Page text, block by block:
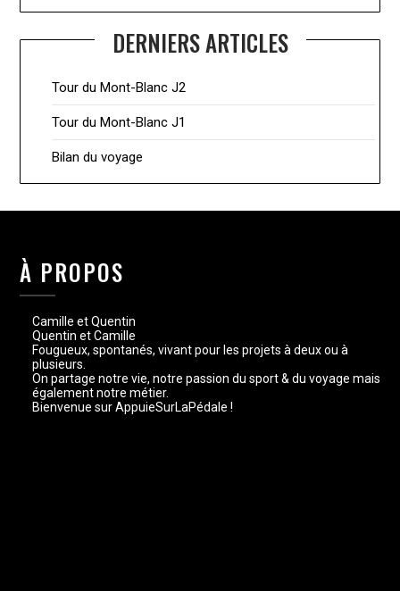
DERNIERS ARTICLES
Tour du Mont-Blanc J2
Tour du Mont-Blanc J1
Bilan du voyage
À PROPOS
Camille et Quentin
Quentin et Camille
Fougueux, spontanés, vivant pour les projets à deux ou à
plusieurs.
On partage notre vie, notre passion du sport & du voyage mais
également notre métier.
Bienvenue sur AppuieSurLaPédale !